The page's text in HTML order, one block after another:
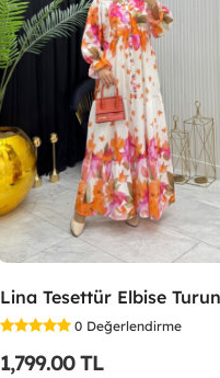
0 Değerlendirme
1,799.00 TL